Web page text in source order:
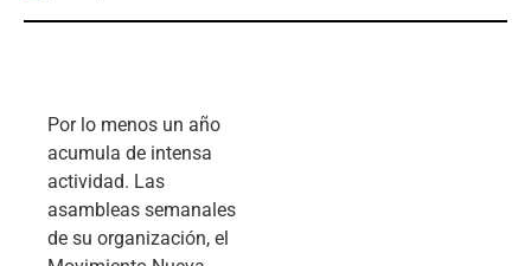
Por lo menos un año
acumula de intensa
actividad. Las
asambleas semanales
de su organización, el